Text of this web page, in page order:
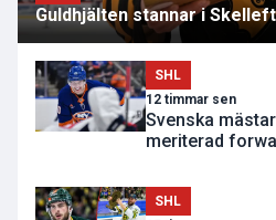
Guldhjälten stannar i
SHL
12 timmar sen
Svenska
meriterad
SHL